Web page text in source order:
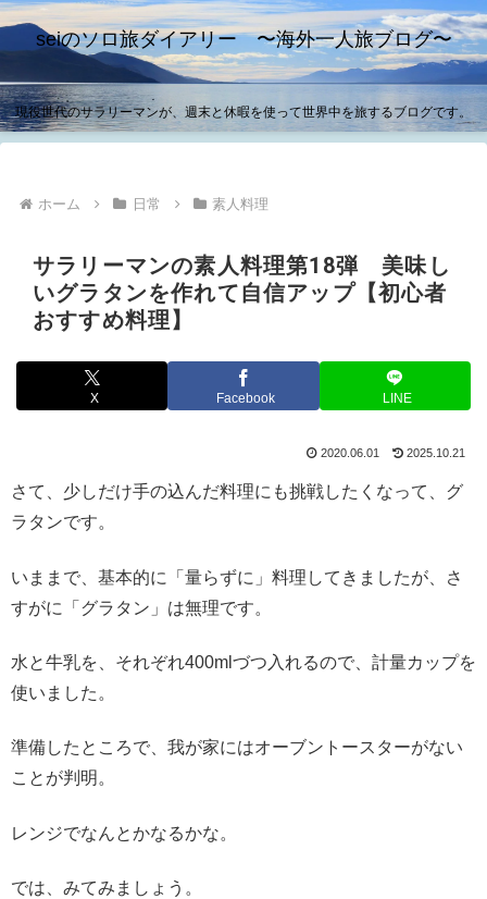
seiのソロ旅ダイアリー 〜海外一人旅ブログ〜
現役世代のサラリーマンが、週末と休暇を使って世界中を旅するブログです。
ホーム 日常 素人料理
サラリーマンの素人料理第18弾 美味し
いグラタンを作れて自信アップ【初心者
おすすめ料理】
X Facebook LINE
2020.06.01 2025.10.21
さて、少しだけ手の込んだ料理にも挑戦したくなって、グ
ラタンです。
いままで、基本的に「量らずに」料理してきましたが、さ
すがに「グラタン」は無理です。
水と牛乳を、それぞれ400mlづつ入れるので、計量カップを
使いました。
準備したところで、我が家にはオーブントースターがない
ことが判明。
レンジでなんとかなるかな。
では、みてみましょう。